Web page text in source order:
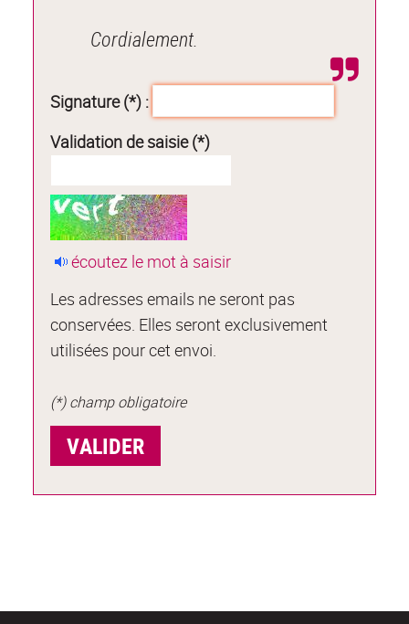
Cordialement.
Signature (*) :
Validation de saisie (*)
écoutez le mot à saisir
Les adresses emails ne seront pas
conservées. Elles seront exclusivement
utilisées pour cet envoi.
(*) champ obligatoire